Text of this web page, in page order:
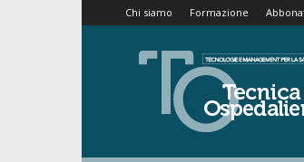
Chi siamo Formazione
Tecnica
Ospedaliera